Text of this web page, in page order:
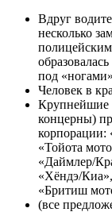
Вдруг
несколько
под
Человек в
Крупнейшие
концерны)
корпорации:
«Тойота
«Даймлер/
«Хёндэ/
«Бритиш
(все